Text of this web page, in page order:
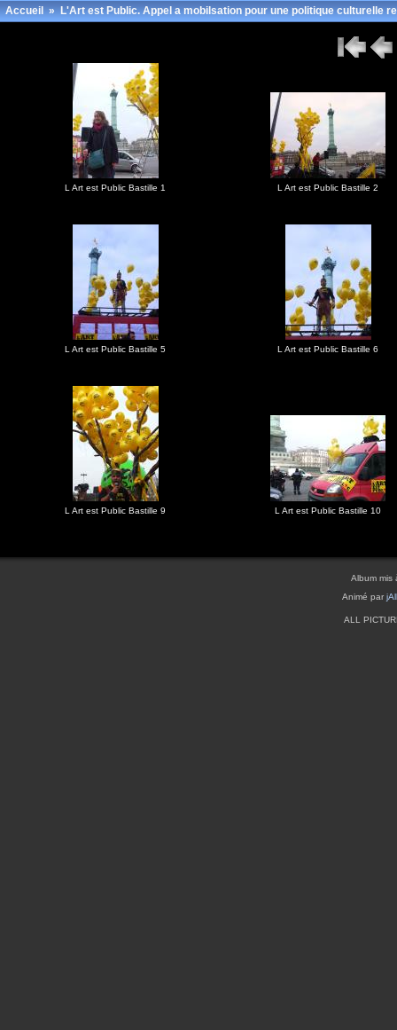
Accueil»L'Art est Public. Appel a mobilsation pour une politique culturelle
L Art est Public Bastille 1 L Art est Public Bastille 2
L Art est Public Bastille 5 L Art est Public Bastille 6
L Art est Public Bastille 9 L Art est Public Bastille 10
Album mis
Animé par
ALL